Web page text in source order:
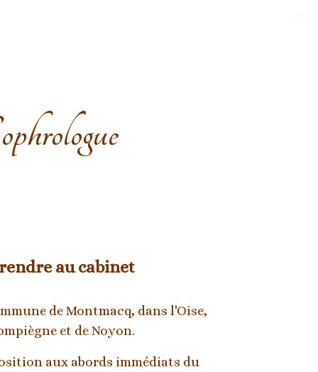
au cabinet
de Montmacq, dans l'Oise,
et de Noyon.
aux abords immédiats du